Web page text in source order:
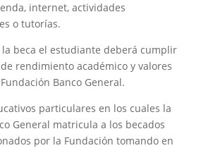
internet, actividades
o tutorías.
beca el estudiante deberá cumplir
rendimiento académico y valores
Banco General.
particulares en los cuales la
General matricula a los becados
por la Fundación tomando en